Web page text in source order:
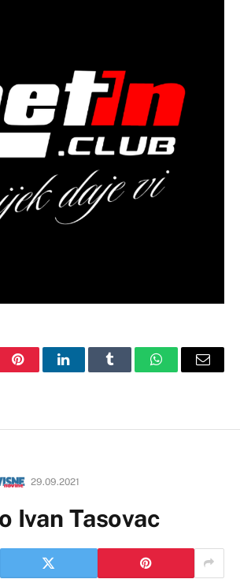
PinterestLinkedInTumblr WhatsAppEmail
29.09.2021
Ivan Tasovac